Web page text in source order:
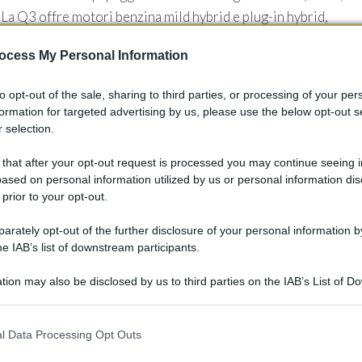
My Personal Information
opt-out of the sale, sharing to third parties, or processing of your
for targeted advertising by us, please use the below opt-out
selection.
that after your opt-out request is processed you may continue seeing
on personal information utilized by us or personal information
to your opt-out.
opt-out of the further disclosure of your personal information
IAB’s list of downstream participants.
may also be disclosed by us to third parties on the IAB’s List of
including but not limited to your visit or usage behaviour. You may
Data Processing Opt Outs
Q3 offre motori benzina mild hybrid e plug-in hybrid,
una guida dinamica e reattiva, adatta sia per l’uso urbano
mentre la BMW X1 ha un prezzo di partenza di 42.200
di optional che permettono di personalizzare l’auto
SUV un’esperienza unica e soddisfacente.